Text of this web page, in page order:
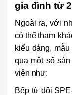
gia đình từ
Ngoài ra, với
có thể tham
kiểu dáng,
qua một số
viên như:
Bếp từ đôi